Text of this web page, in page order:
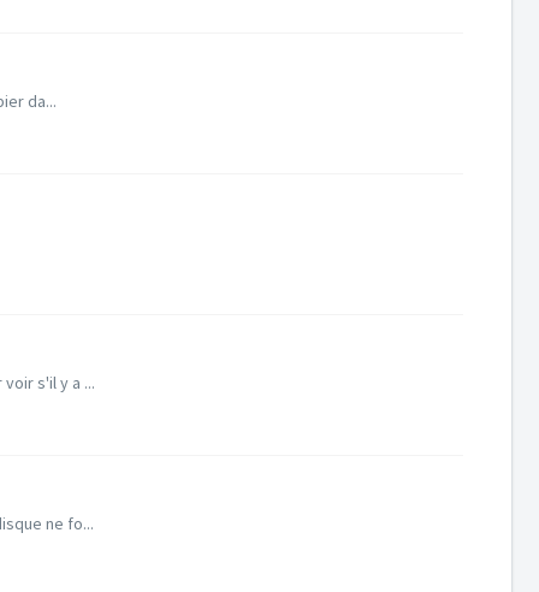
da...
s'il y a ...
ne fo...